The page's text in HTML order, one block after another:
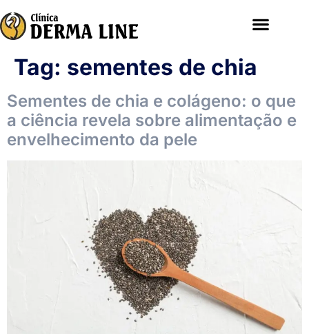
Tag: sementes de chia
Sementes de chia e colágeno: o que
a ciência revela sobre alimentação e
envelhecimento da pele